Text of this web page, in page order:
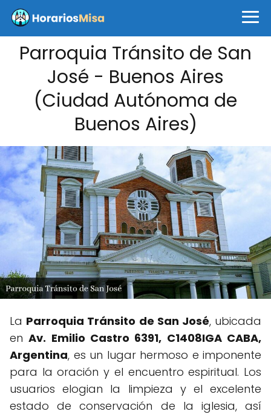
Parroquia Tránsito de San
José - Buenos Aires
(Ciudad Autónoma de
Buenos Aires)
La Parroquia Tránsito de San José, ubicada
enAv. Emilio Castro 6391, C1408IGA CABA,
Argentina, es un lugar hermoso e imponente
para la oración y el encuentro espiritual. Los
usuarios elogian la limpieza y el excelente
estado de conservación de la iglesia, así